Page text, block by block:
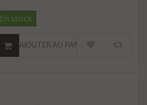
En stock
AJOUTER AU PANIER